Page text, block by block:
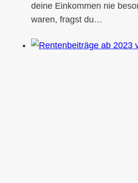
deine Einkommen nie
waren, fragst du…